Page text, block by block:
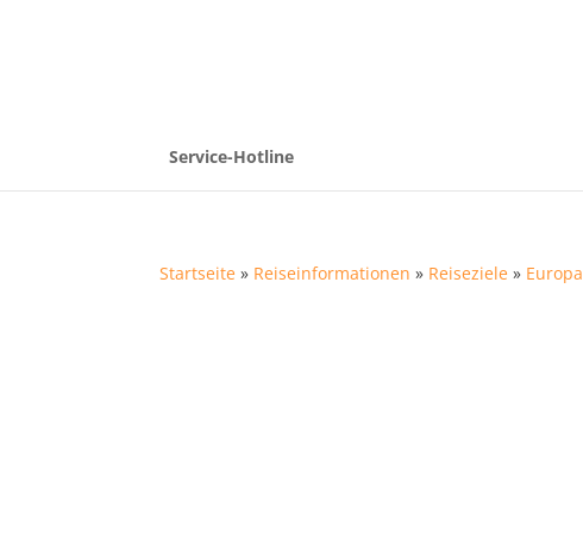
Service-Hotline
Startseite » Reiseinformationen » Reiseziele » Europa